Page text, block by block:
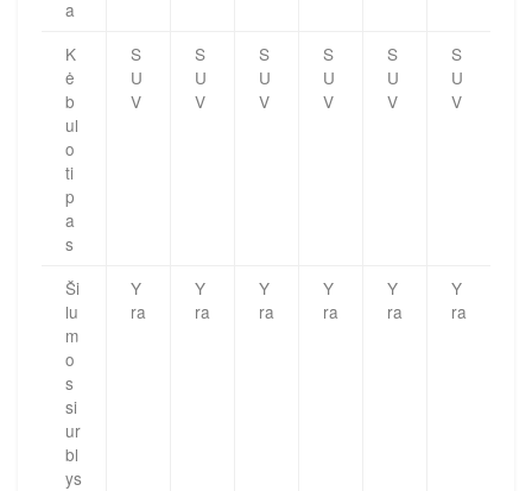
a
K
ė
b
ul
o
ti
p
a
s
S
U
V
S
U
V
S
U
V
S
U
V
S
U
V
S
U
V
Ši
lu
m
o
s
si
ur
bl
ys
Y
ra
Y
ra
Y
ra
Y
ra
Y
ra
Y
ra